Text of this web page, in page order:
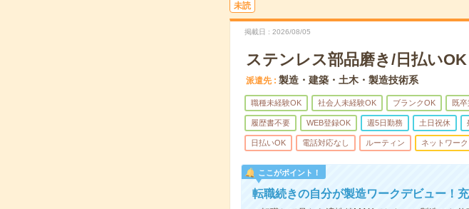
未読
掲載日 2026/08/05
ステンレス部品磨き/日払いOK
派遣先 製造・建築・土木・製造技術系
職種未経験OK 社会人未経験OK ブランクOK 既
履歴書不要 WEB登録OK 週5日勤務 土日祝休
日払いOK 電話対応なし ルーティン ネットワーク
ここがポイント！
転職続きの自分が製造ワークデビュー！